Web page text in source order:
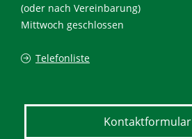
(oder nach Vereinbarung)
Mittwoch geschlossen
Telefonliste
Kontaktformular